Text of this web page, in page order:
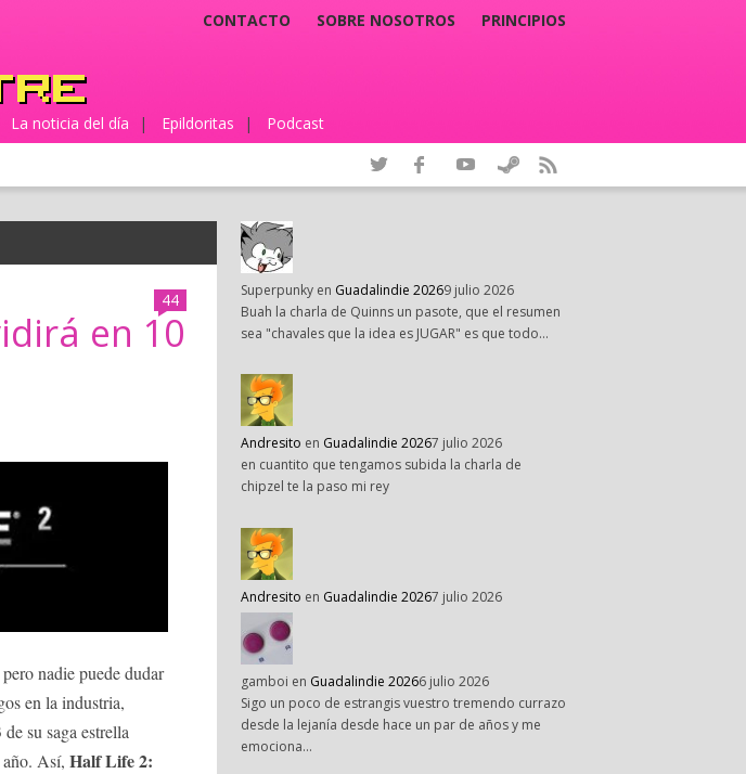
CONTACTO SOBRE NOSOTROS PRINCIPIOS
La noticia del día | Epildoritas | Podcast
44
en 10
nadie puede dudar
en la industria,
su saga estrella
Así, Half Life 2:
Superpunky en Guadalindie 20269 julio 2026
Buah la charla de Quinns un pasote, que el resumen
sea "chavales que la idea es JUGAR" es que todo…
Andresito en Guadalindie 20267 julio 2026
en cuantito que tengamos subida la charla de
chipzel te la paso mi rey
Andresito en Guadalindie 20267 julio 2026
gamboi en Guadalindie 20266 julio 2026
Sigo un poco de estrangis vuestro tremendo currazo
desde la lejanía desde hace un par de años y me
emociona…